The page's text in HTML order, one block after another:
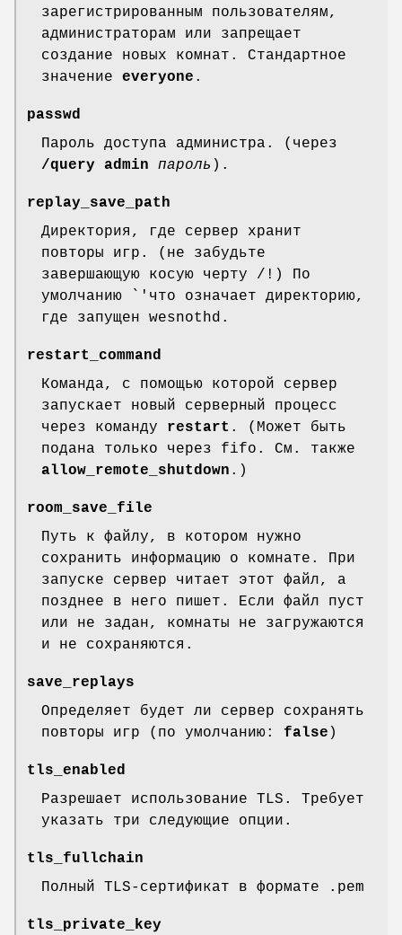
зарегистрированным пользователям,
администраторам или запрещает
создание новых комнат. Стандартное
значение everyone .
passwd
Пароль доступа администра. (через
/query admin пароль ).
replay_save_path
Директория, где сервер хранит
повторы игр. (не забудьте
завершающую косую черту /!) По
умолчанию `'что означает директорию,
где запущен wesnothd.
restart_command
Команда, с помощью которой сервер
запускает новый серверный процесс
через команду restart . (Может быть
подана только через fifo. См. также
allow_remote_shutdown .)
room_save_file
Путь к файлу, в котором нужно
сохранить информацию о комнате. При
запуске сервер читает этот файл, а
позднее в него пишет. Если файл пуст
или не задан, комнаты не загружаются
и не сохраняются.
save_replays
Определяет будет ли сервер сохранять
повторы игр (по умолчанию: false )
tls_enabled
Разрешает использование TLS. Требует
указать три следующие опции.
tls_fullchain
Полный TLS-сертификат в формате .pem
tls_private_key